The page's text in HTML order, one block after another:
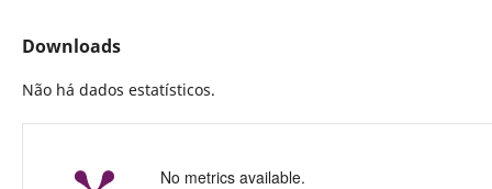
Downloads
Não há dados estatísticos.
No metrics available.